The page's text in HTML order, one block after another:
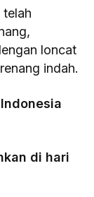
loncat
indah.
di hari